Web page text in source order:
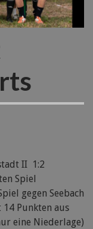
II 1:2
Spiel
gegen Seebach
Punkten aus
eine Niederlage)